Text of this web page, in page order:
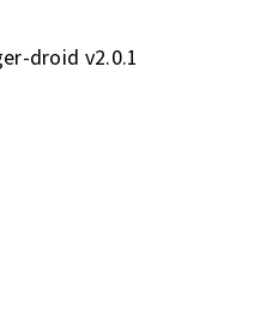
droid v2.0.1